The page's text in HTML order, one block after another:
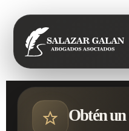
Obtén un